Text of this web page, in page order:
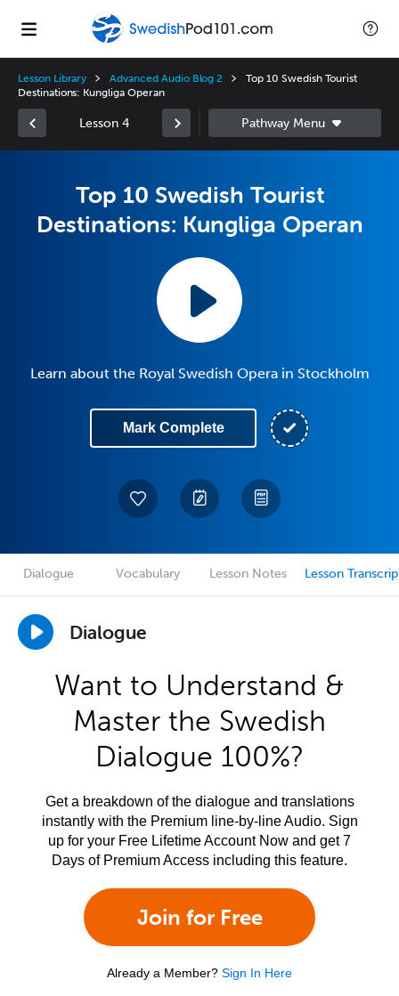
Lesson Library Advanced Audio Blog 2
Top 10 Swedish Tourist
Destinations: Kungliga Operan
Lesson 4
Top 10 Swedish Tourist
Destinations: Kungliga Operan
Learn about the Royal Swedish Opera in Stockholm
Mark Complete
Dialogue Vocabulary Lesson Notes Lesson
Dialogue
Want to Understand &
Master the Swedish
Dialogue 100%?
Get a breakdown of the dialogue and translations
instantly with the Premium line-by-line Audio. Sign
up for your Free Lifetime Account Now and get 7
Days of Premium Access including this feature.
Join for Free
Already a Member? Sign In Here